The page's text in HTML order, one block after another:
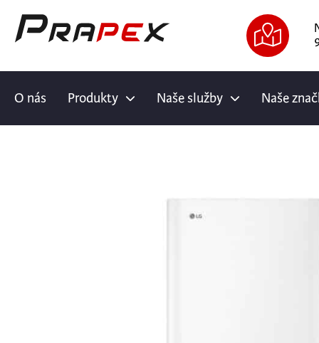
O nás Produkty Naše služby Naše